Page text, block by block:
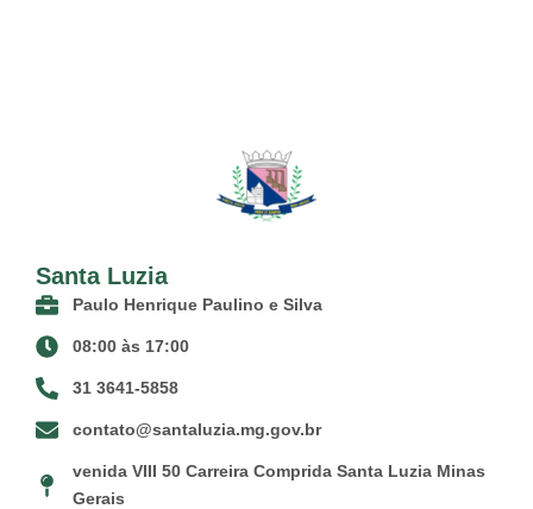
Santa Luzia
Paulo Henrique Paulino e Silva
08:00 às 17:00
31 3641-5858
contato@santaluzia.mg.gov.br
venida VIII 50 Carreira Comprida Santa Luzia Minas
Gerais